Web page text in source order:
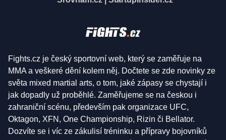
Fights.cz je český sportovní web, který se zaměřuje na
MMA a veškeré dění kolem něj. Dočtete se zde novinky ze
světa mixed martial arts, o tom, jaké zápasy se chystají i
jak dopadly už proběhlé. Zaměřujeme se na českou i
zahraniční scénu, především pak organizace UFC,
Oktagon, XFN, One Championship, Rizin či Bellator.
Dozvíte se i víc ze zákulisí tréninku a přípravy bojovníků